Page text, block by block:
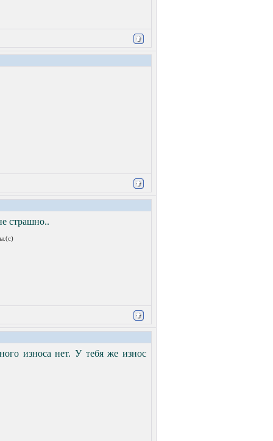
страшно..
износа нет. У тебя же износ